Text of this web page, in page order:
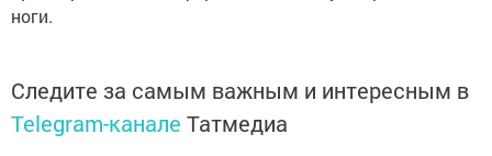
ноги.
Следите за самым важным и интересным в
Telegram-канале Татмедиа